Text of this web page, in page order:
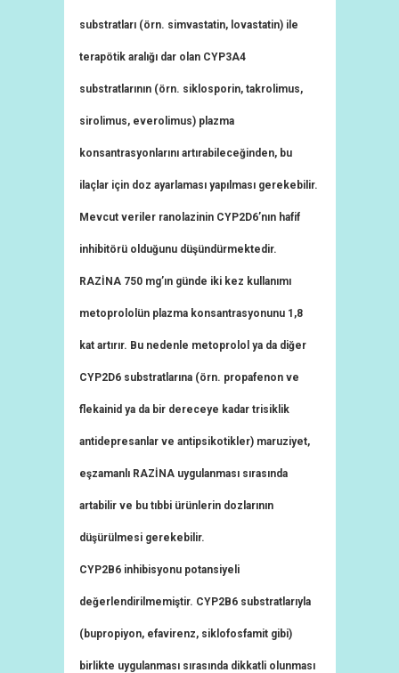
substratları (örn. simvastatin, lovastatin) ile
terapötik aralığı dar olan CYP3A4
substratlarının (örn. siklosporin, takrolimus,
sirolimus, everolimus) plazma
konsantrasyonlarını artırabileceğinden, bu
ilaçlar için doz ayarlaması yapılması gerekebilir.
Mevcut veriler ranolazinin CYP2D6’nın hafif
inhibitörü olduğunu düşündürmektedir.
RAZİNA 750 mg’ın günde iki kez kullanımı
metoprololün plazma konsantrasyonunu 1,8
kat artırır. Bu nedenle metoprolol ya da diğer
CYP2D6 substratlarına (örn. propafenon ve
flekainid ya da bir dereceye kadar trisiklik
antidepresanlar ve antipsikotikler) maruziyet,
eşzamanlı RAZİNA uygulanması sırasında
artabilir ve bu tıbbi ürünlerin dozlarının
düşürülmesi gerekebilir.
CYP2B6 inhibisyonu potansiyeli
değerlendirilmemiştir. CYP2B6 substratlarıyla
(bupropiyon, efavirenz, siklofosfamit gibi)
birlikte uygulanması sırasında dikkatli olunması